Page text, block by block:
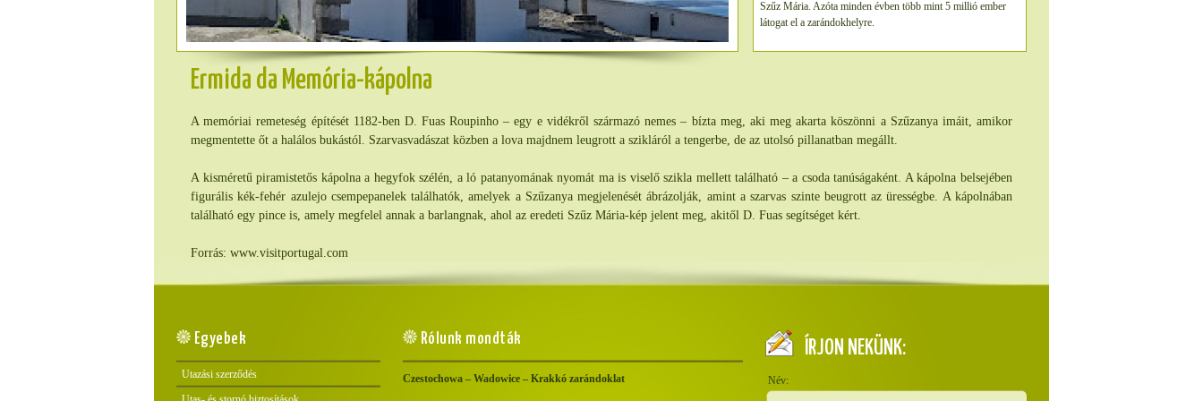
Szűz Mária. Azóta minden évben több mint 5 millió ember
látogat el a zarándokhelyre.
Ermida da Memória-kápolna
A memóriai remeteség építését 1182-ben D. Fuas Roupinho – egy e vidékről származó nemes – bízta meg, aki meg akarta köszönni a Szűzanya imáit, amikor
megmentette őt a halálos bukástól. Szarvasvadászat közben a lova majdnem leugrott a szikláról a tengerbe, de az utolsó pillanatban megállt.
A kisméretű piramistetős kápolna a hegyfok szélén, a ló patanyomának nyomát ma is viselő szikla mellett található – a csoda tanúságaként. A kápolna belsejében
figurális kék-fehér azulejo csempepanelek találhatók, amelyek a Szűzanya megjelenését ábrázolják, amint a szarvas szinte beugrott az ürességbe. A kápolnában
található egy pince is, amely megfelel annak a barlangnak, ahol az eredeti Szűz Mária-kép jelent meg, akitől D. Fuas segítséget kért.
Forrás: www.visitportugal.com
Egyebek
Utazási szerződés
Rólunk mondták
Czestochowa – Wadowice – Krakkó zarándoklat